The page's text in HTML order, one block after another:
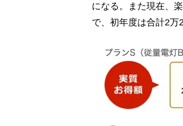
になる。また現在、
で、初年度は合計2万